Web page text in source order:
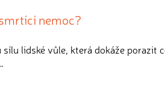
nemoc?
lidské vůle, která dokáže porazit